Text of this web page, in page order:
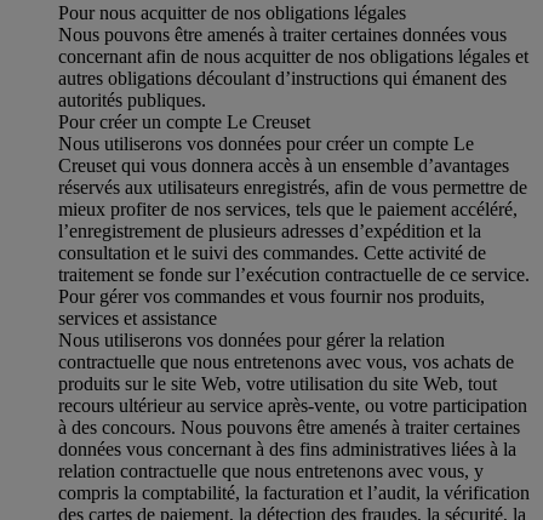
Pour nous acquitter de nos obligations légales
Nous pouvons être amenés à traiter certaines données vous
concernant afin de nous acquitter de nos obligations légales et
autres obligations découlant d’instructions qui émanent des
autorités publiques.
Pour créer un compte Le Creuset
Nous utiliserons vos données pour créer un compte Le
Creuset qui vous donnera accès à un ensemble d’avantages
réservés aux utilisateurs enregistrés, afin de vous permettre de
mieux profiter de nos services, tels que le paiement accéléré,
l’enregistrement de plusieurs adresses d’expédition et la
consultation et le suivi des commandes. Cette activité de
traitement se fonde sur l’exécution contractuelle de ce service.
Pour gérer vos commandes et vous fournir nos produits,
services et assistance
Nous utiliserons vos données pour gérer la relation
contractuelle que nous entretenons avec vous, vos achats de
produits sur le site Web, votre utilisation du site Web, tout
recours ultérieur au service après-vente, ou votre participation
à des concours. Nous pouvons être amenés à traiter certaines
données vous concernant à des fins administratives liées à la
relation contractuelle que nous entretenons avec vous, y
compris la comptabilité, la facturation et l’audit, la vérification
des cartes de paiement, la détection des fraudes, la sécurité, la